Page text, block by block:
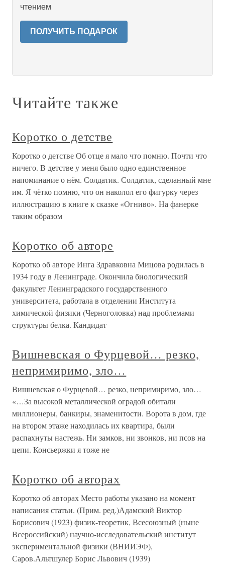
чтением
ПОЛУЧИТЬ ПОДАРОК
Читайте также
Коротко о детстве
Коротко о детстве Об отце я мало что помню. Почти что
ничего. В детстве у меня было одно единственное
напоминание о нём. Солдатик. Солдатик, сделанный мне
им. Я чётко помню, что он наколол его фигурку через
иллюстрацию в книге к сказке «Огниво». На фанерке
таким образом
Коротко об авторе
Коротко об авторе Инга Здравковна Мицова родилась в
1934 году в Ленинграде. Окончила биологический
факультет Ленинградского государственного
университета, работала в отделении Института
химической физики (Черноголовка) над проблемами
структуры белка. Кандидат
Вишневская о Фурцевой… резко,
непримиримо, зло…
Вишневская о Фурцевой… резко, непримиримо, зло…
«…За высокой металлической оградой обитали
миллионеры, банкиры, знаменитости. Ворота в дом, где
на втором этаже находилась их квартира, были
распахнуты настежь. Ни замков, ни звонков, ни псов на
цепи. Консьержки я тоже не
Коротко об авторах
Коротко об авторах Место работы указано на момент
написания статьи. (Прим. ред.)Адамский Виктор
Борисович (1923) физик-теоретик, Всесоюзный (ныне
Всероссийский) научно-исследовательский институт
экспериментальной физики (ВНИИЭФ),
Саров.Альтшулер Борис Львович (1939)